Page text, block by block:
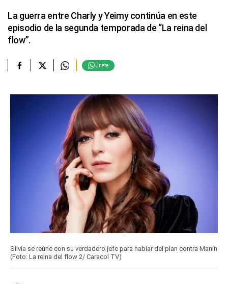
La guerra entre Charly y Yeimy continúa en este
episodio de la segunda temporada de “La reina del
flow”.
Únete
Silvia se reúne con su verdadero jefe para hablar del plan contra Manín
(Foto: La reina del flow 2/ Caracol TV)